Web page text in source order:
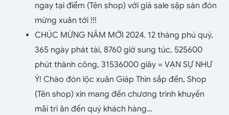
ngay tại điểm (Tên shop) với giá sale sập sàn đón
mừng xuân tới !!!
CHÚC MỪNG NĂM MỚI 2024. 12 tháng phú quý,
365 ngày phát tài, 8760 giờ sung túc, 525600
phút thành công, 31536000 giây = VẠN SỰ NHƯ
Ý! Chào đón lộc xuân Giáp Thìn sắp đến, Shop
(Tên shop) xin mang đến chương trình khuyến
mãi tri ân đến quý khách hàng…